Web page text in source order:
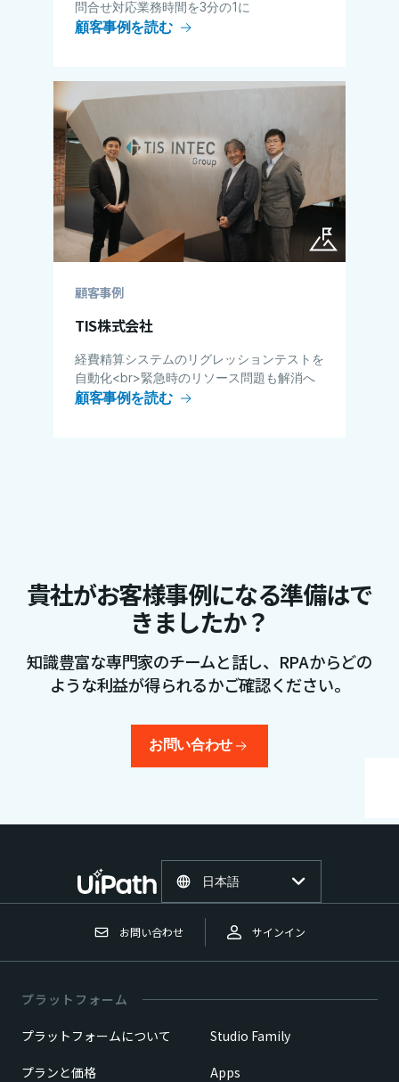
問合せ対応業務時間を3分の1に
顧客事例を読む
顧客事例
TIS株式会社
経費精算システムのリグレッションテストを
自動化<br>緊急時のリソース問題も解消へ
顧客事例を読む
貴社がお客様事例になる準備はで
きましたか？
知識豊富な専門家のチームと話し、RPAからどの
ような利益が得られるかご確認ください。
お問い合わせ
お問い合わせ サインイン
日本語
プラットフォーム
プラットフォームについて
プランと価格
Studio Family
Apps